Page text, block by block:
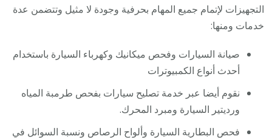
التجهيزات لإتمام جميع المهام بحرفية وجودة لا مثيل وتتضمن عدة
خدمات ومنها:
صيانة السيارات وفحص ميكانيك وكهرباء السيارة باستخدام
أحدث أنواع الكمبيوترات
نقوم أيضا عبر خدمة تصليح سيارات بفحص طرمبة المياه
ورديتير السيارة ومبرد المحرك.
فحص البطارية السيارة وألواح الرصاص ونسبة السوائل في